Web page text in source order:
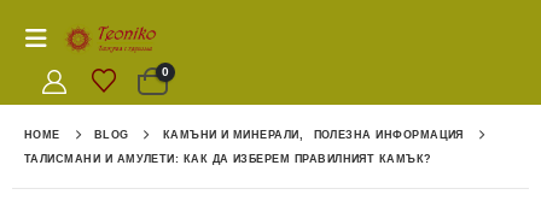
0
HOME BLOG КАМЪНИ И МИНЕРАЛИ
ПОЛЕЗНА ИНФОРМАЦИЯ
ТАЛИСМАНИ И АМУЛЕТИ: КАК ДА ИЗБЕРЕМ ПРАВИЛНИЯТ КАМЪК?